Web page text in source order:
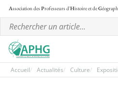
Association desProfesseurs d'Histoire et deG
Accueil Actualités Culture